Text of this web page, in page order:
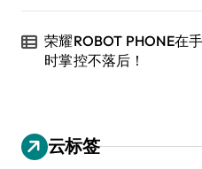
荣耀ROBOT PHONE在
时掌控不落后！
云标签